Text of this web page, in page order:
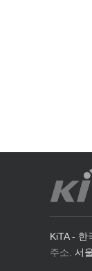
KiTA - 한
주소. 서